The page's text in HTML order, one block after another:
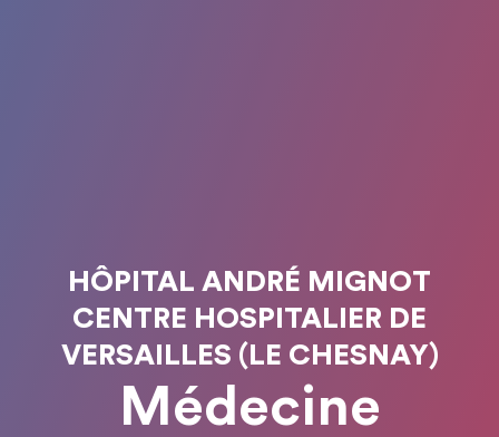
HÔPITAL ANDRÉ MIGNOT
CENTRE HOSPITALIER DE
VERSAILLES (LE CHESNAY)
Médecine